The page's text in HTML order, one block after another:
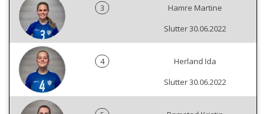
3
Hamre Martine
Slutter 30.06.2022
4
Herland Ida
Slutter 30.06.2022